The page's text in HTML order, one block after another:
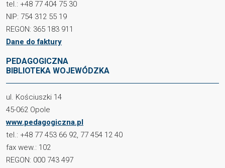
tel.: +48 77 404 75 30
NIP: 754 312 55 19
REGON: 365 183 911
Dane do faktury
PEDAGOGICZNA
BIBLIOTEKA WOJEWÓDZKA
ul. Kościuszki 14
45-062 Opole
www.pedagogiczna.pl
tel.: +48 77 453 66 92, 77 454 12 40
fax wew.: 102
REGON: 000 743 497